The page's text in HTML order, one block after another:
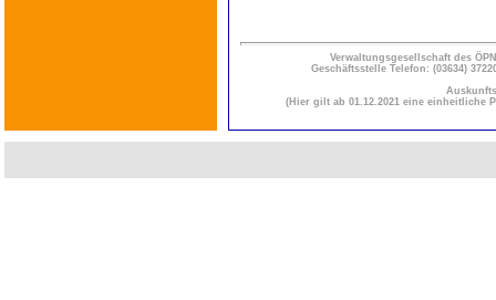
Verwaltungsgesellschaft des
Geschäftsstelle Telefon: (03634)
(Hier gilt ab 01.12.2021 eine einheitliche